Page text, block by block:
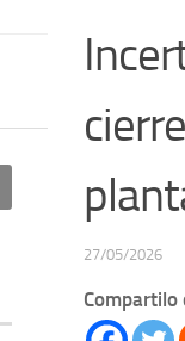
27/05/2026
Compartilo